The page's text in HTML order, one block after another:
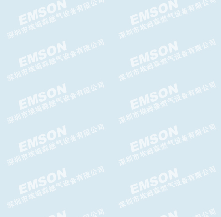
TWIN燃气关断阀,TWIN切断
阀,TWIN气体超压切断阀
PI减压阀,PI调压器GASCAT减
压阀
HORUS减压阀HORUS调压器